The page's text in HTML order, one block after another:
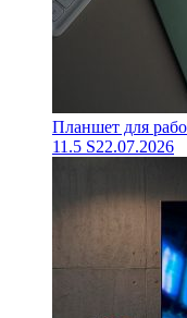
Планшет для
11.5 S22.07.2026